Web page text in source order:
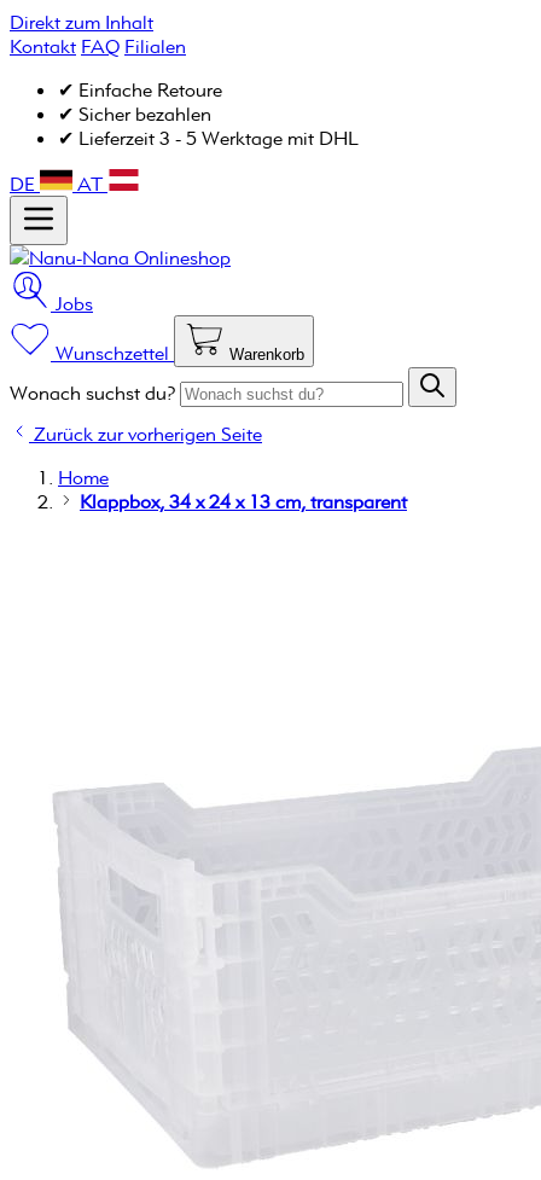
Direkt zum Inhalt
Kontakt FAQ Filialen
✔ Einfache Retoure
✔ Sicher bezahlen
✔ Lieferzeit 3 - 5 Werktage mit DHL
DE
AT
Jobs
Wunschzettel Warenkorb
Wonach suchst du?
Zurück zur vorherigen Seite
Home
Klappbox, 34 x 24 x 13 cm, transparent